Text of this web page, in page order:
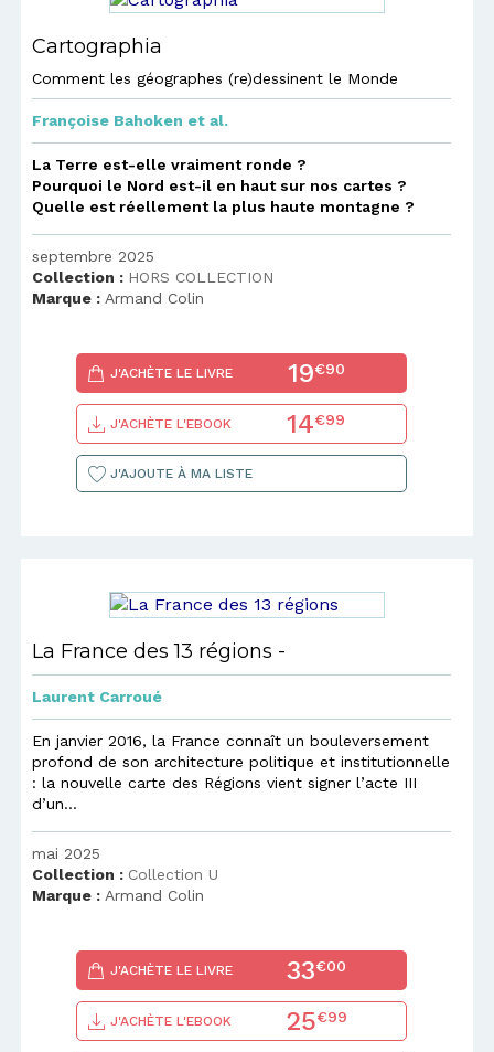
Cartographia
Comment les géographes (re)dessinent le Monde
Françoise Bahoken et al.
La Terre est-elle vraiment ronde ?
Pourquoi le Nord est-il en haut sur nos cartes ?
Quelle est réellement la plus haute montagne ?
septembre 2025
Collection : HORS COLLECTION
Marque : Armand Colin
J'ACHÈTE LE LIVRE 19€90
J'ACHÈTE L'EBOOK 14€99
J'AJOUTE À MA LISTE
La France des 13 régions -
Laurent Carroué
En janvier 2016, la France connaît un bouleversement
profond de son architecture politique et institutionnelle
: la nouvelle carte des Régions vient signer l’acte III
d’un...
mai 2025
Collection : Collection U
Marque : Armand Colin
J'ACHÈTE LE LIVRE 33€00
J'ACHÈTE L'EBOOK 25€99